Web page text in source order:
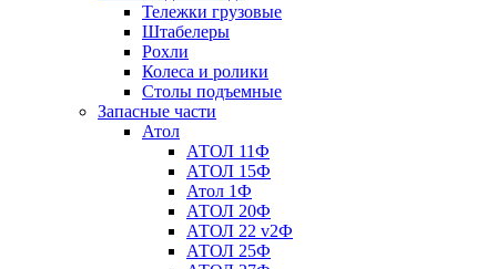
Тележки грузовые
Штабелеры
Рохли
Колеса и ролики
Столы подъемные
Запасные части
Атол
АТОЛ 11Ф
АТОЛ 15Ф
Атол 1Ф
АТОЛ 20Ф
АТОЛ 22 v2Ф
АТОЛ 25Ф